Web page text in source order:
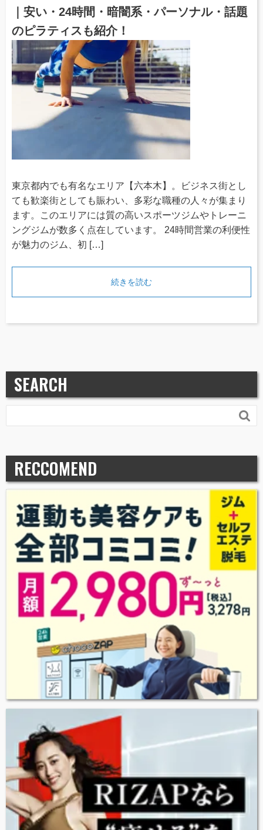
｜安い・24時間・暗闇系・パーソナル・話題
のピラティスも紹介！
東京都内でも有名なエリア【六本木】。ビジネス街とし
ても歓楽街としても賑わい、多彩な職種の人々が集まり
ます。このエリアには質の高いスポーツジムやトレーニ
ングジムが数多く点在しています。 24時間営業の利便性
が魅力のジム、初 […]
続きを読む
SEARCH

RECCOMEND